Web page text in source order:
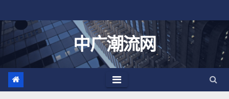
至
中广潮流网